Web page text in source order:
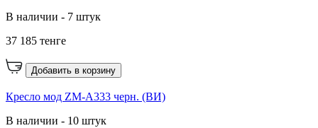
В наличии - 7 штук
37 185 тенге
Добавить в корзину
Кресло мод ZM-A333 черн. (ВИ)
В наличии - 10 штук